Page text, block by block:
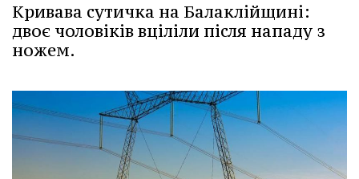
Кривава сутичка на Балаклійщині:
двоє чоловіків вціліли після нападу з
ножем.